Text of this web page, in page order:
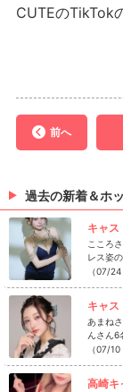
CUTEのTikTok
前へ
過去の新着＆ホ
キャ
こころ
レス姿
s://
（07/24
キャ
あまね
んさん
ェック
（07/10
高崎キ